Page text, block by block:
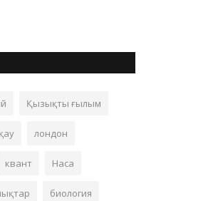
Қызықты ғылым
лондон
квант Наса
биология